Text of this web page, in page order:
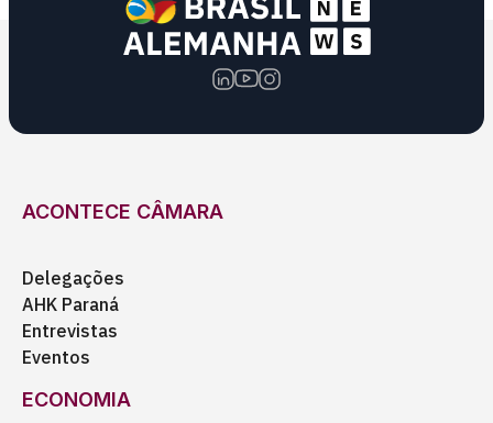
ACONTECE CÂMARA
Delegações
AHK Paraná
Entrevistas
Eventos
ECONOMIA